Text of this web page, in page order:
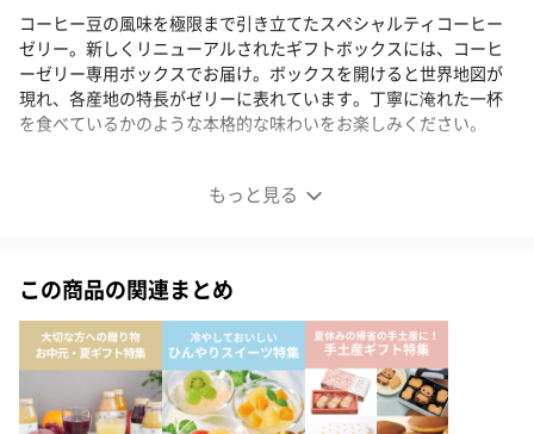
もっと見る
コーヒー豆の風味を極限まで引き立てたスペシャルティコーヒー
ゼリー。新しくリニューアルされたギフトボックスには、コーヒ
ーゼリー専用ボックスでお届け。ボックスを開けると世界地図が
現れ、各産地の特長がゼリーに表れています。丁寧に淹れた一杯
を食べているかのような本格的な味わいをお楽しみください。
Beans Aroma コーヒーゼリー ギフトボックス 6個入り
この商品の関連まとめ